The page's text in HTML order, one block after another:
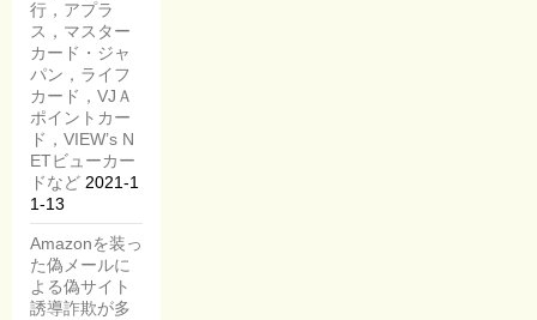
行，アプラ
ス，マスター
カード・ジャ
パン，ライフ
カード，VJＡ
ポイントカー
ド，VIEW’s N
ETビューカー
ドなど 2021-1
1-13
Amazonを装っ
た偽メールに
よる偽サイト
誘導詐欺が多